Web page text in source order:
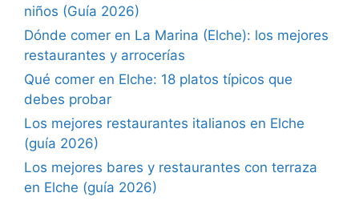
niños (Guía 2026)
Dónde comer en La Marina (Elche): los mejores
restaurantes y arrocerías
Qué comer en Elche: 18 platos típicos que
debes probar
Los mejores restaurantes italianos en Elche
(guía 2026)
Los mejores bares y restaurantes con terraza
en Elche (guía 2026)